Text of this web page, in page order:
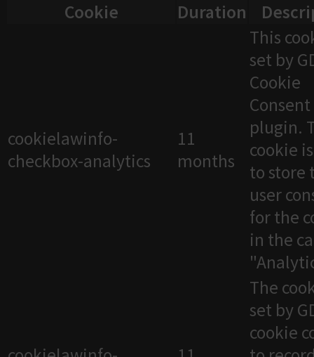
Cookie
Duration
cookielawinfo-
checkbox-analytics
11
months
This
set by
Cookie
Consent
plugin.
cookie
to store
user
for the
in the
The
set by
cookie